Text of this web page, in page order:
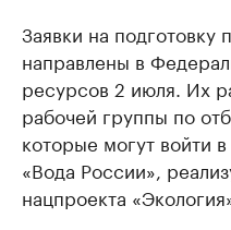
Заявки на подготовку
направлены в
ресурсов 2 июля. Их
рабочей группы по
которые могут войти
«Вода России»,
нацпроекта